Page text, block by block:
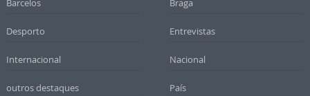
Desporto Entrevistas
Internacional Nacional
outros destaques País